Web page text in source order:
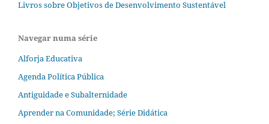
Livros sobre Objetivos de Desenvolvimento Sustentável
Navegar numa série
Alforja Educativa
Agenda Política Pública
Antiguidade e Subalternidade
Aprender na Comunidade; Série Didática